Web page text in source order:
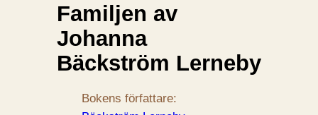
Familjen av
Johanna
Bäckström Lerneby
Bokens författare: